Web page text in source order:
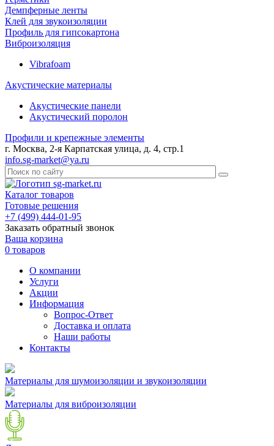
Демпферные ленты
Клей для звукоизоляции
Профиль для гипсокартона
Виброизоляция
Vibrafoam
Акустические материалы
Акустические панели
Акустический поролон
Профили и крепежные элементы
г. Москва, 2-я Карпатская улица, д. 4, стр.1
info.sg-market@ya.ru
Каталог товаров
Готовые решения
+7 (499) 444-01-95
Заказать обратный звонок
Ваша корзина
0 товаров
О компании
Услуги
Акции
Информация
Вопрос-Ответ
Доставка и оплата
Наши работы
Контакты
Материалы для шумоизоляции и звукоизоляции
Материалы для виброизоляции